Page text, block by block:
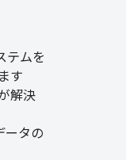
テムを
す
解決
ータの